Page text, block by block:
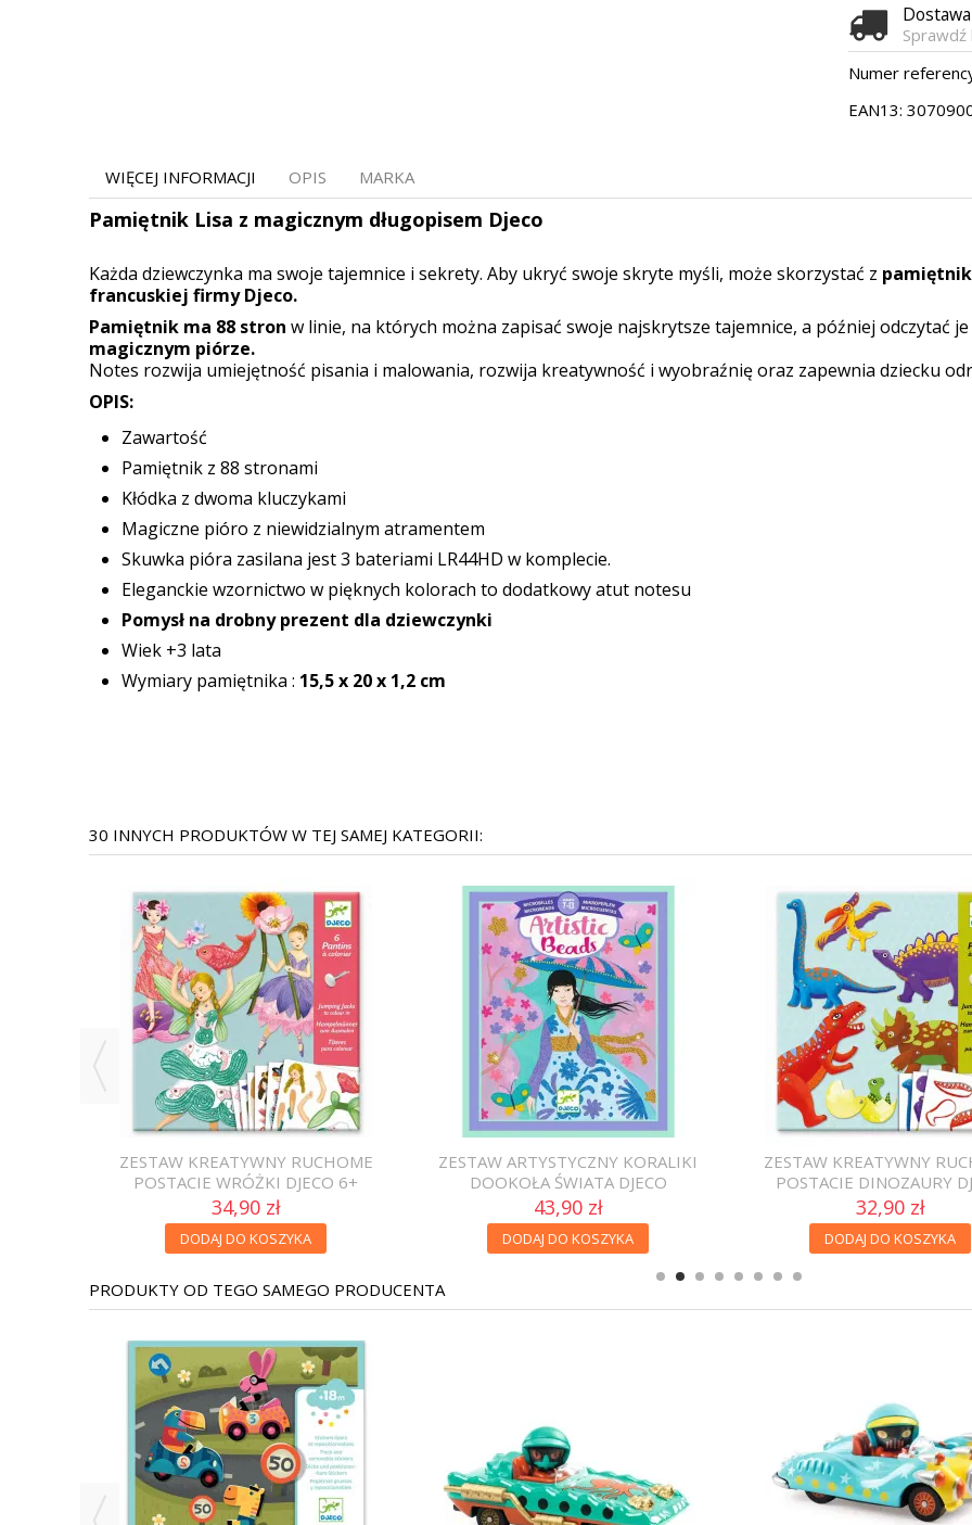
Dostawa
Sprawdź
Numer
EAN13:
WIĘCEJ INFORMACJI OPIS MARKA
Pamiętnik Lisa z magicznym długopisem Djeco
Każda dziewczynka ma swoje tajemnice i sekrety. Aby ukryć swoje skryte myśli, może skorzystać z
francuskiej firmy Djeco.
Pamiętnik ma 88 stron w linie, na których można zapisać swoje najskrytsze tajemnice, a później odczytać je
magicznym piórze.
Notes rozwija umiejętność pisania i malowania, rozwija kreatywność i wyobraźnię oraz zapewnia dziecku
OPIS:
Zawartość
Pamiętnik z 88 stronami
Kłódka z dwoma kluczykami
Magiczne pióro z niewidzialnym atramentem
Skuwka pióra zasilana jest 3 bateriami LR44HD w komplecie.
Eleganckie wzornictwo w pięknych kolorach to dodatkowy atut notesu
Pomysł na drobny prezent dla dziewczynki
Wiek +3 lata
Wymiary pamiętnika : 15,5 x 20 x 1,2 cm
30 INNYCH PRODUKTÓW W TEJ SAMEJ KATEGORII:
ZESTAW KREATYWNY RUCHOME
POSTACIE WRÓŻKI DJECO 6+
34,90 zł
DODAJ DO KOSZYKA
ZESTAW ARTYSTYCZNY KORALIKI
DOOKOŁA ŚWIATA DJECO
43,90 zł
DODAJ DO KOSZYKA
ZESTAW KREATYWNY
POSTACIE DINOZAURY
32,90 zł
DODAJ DO KOSZYKA
PRODUKTY OD TEGO SAMEGO PRODUCENTA